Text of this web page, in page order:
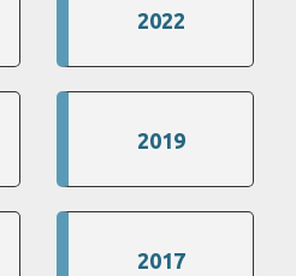
2022
2019
2017